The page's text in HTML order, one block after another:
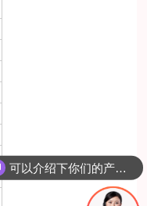
可以介绍下你们的产品么？